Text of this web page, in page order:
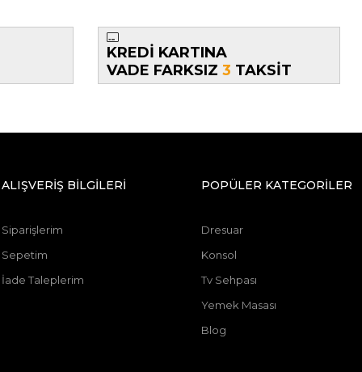
KREDİ KARTINA
VADE FARKSIZ 3 TAKSİT
ALIŞVERİŞ BİLGİLERİ
Siparişlerim
Sepetim
İade Taleplerim
POPÜLER KATEGORİLER
Dresuar
Konsol
Tv Sehpası
Yemek Masası
Blog